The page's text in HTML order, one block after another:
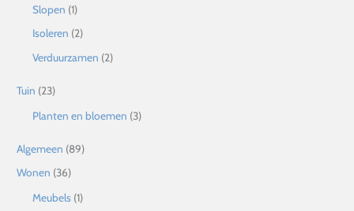
Slopen (1)
Isoleren (2)
Verduurzamen (2)
Tuin (23)
Planten en bloemen (3)
Algemeen (89)
Wonen (36)
Meubels (1)